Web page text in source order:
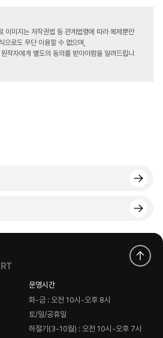
이미지는 저작권법 등 관계법령에 따라 복제뿐만
으로도 무단 이용할 수 없으며,
작자에게 별도의 동의를 받아야함을 알려드립니
운영시간
화-금 : 오전 10시-오후 8시
토/일/공휴일
하절기(3-10월) : 오전 10시-오후 7시